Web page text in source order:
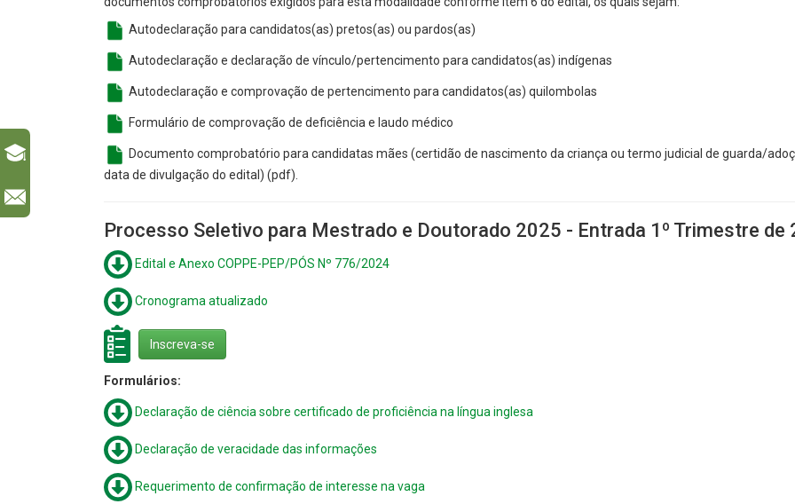
Autodeclaração para candidatos(as) pretos(as) ou pardos(as)
Autodeclaração e declaração de vínculo/pertencimento para candidatos(as) indígenas
Autodeclaração e comprovação de pertencimento para candidatos(as) quilombolas
Formulário de comprovação de deficiência e laudo médico
Documento comprobatório para candidatas mães (certidão de nascimento da criança ou termo judicial de guarda/
data de divulgação do edital) (pdf).
Processo Seletivo para Mestrado e Doutorado 2025 - Entrada 1º Trimestre de
Edital e Anexo COPPE-PEP/PÓS Nº 776/2024
Cronograma atualizado
Inscreva-se
Formulários:
Declaração de ciência sobre certificado de proficiência na língua inglesa
Declaração de veracidade das informações
Requerimento de confirmação de interesse na vaga